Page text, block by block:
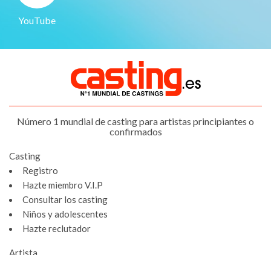
YouTube
Número 1 mundial de casting para artistas principiantes o
confirmados
Casting
Registro
Hazte miembro V.I.P
Consultar los casting
Niños y adolescentes
Hazte reclutador
Artista